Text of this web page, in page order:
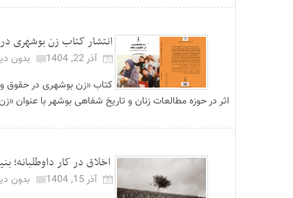
انتشار کتاب زن بوشهری
آذر 22, 1404
بدون
اثر در حوزه مطالعات زنان و تاریخ شفاهی بوشهر با عنوان
اخلاق در کار
آذر 15, 1404
بدون